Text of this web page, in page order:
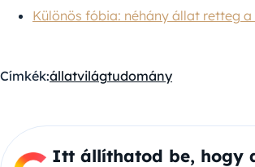
Különös fóbia: néhány állat retteg
Címkék:állatvilágtudomány
Itt állíthatod be, hogy